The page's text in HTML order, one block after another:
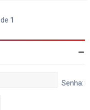
de 1
Senha: